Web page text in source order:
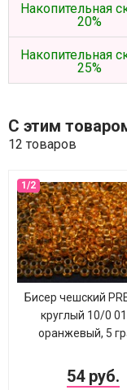
Накопительная
20%
Накопительная
25%
С этим
12 товаров
Бисер чешский
круглый 10/0
оранжевый, 5
54 руб.